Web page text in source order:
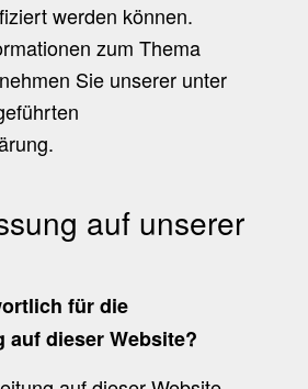
werden können.
zum Thema
Sie unserer unter
auf unserer
für die
auf dieser Website?